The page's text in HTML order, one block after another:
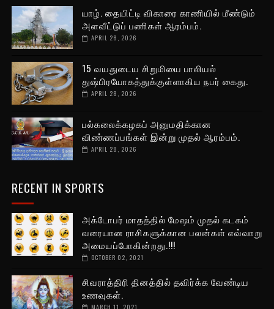
யாழ். தையிட்டி விகாரை காணியில் மீண்டும்
அளவீட்டுப் பணிகள் ஆரம்பம்.
APRIL 28, 2026
15 வயதுடைய சிறுமியை பாலியல்
துஷ்பிரயோகத்துக்குள்ளாகிய நபர் கைது.
APRIL 28, 2026
பல்கலைக்கழகப் அனுமதிக்கான
விண்ணப்பங்கள் இன்று முதல் ஆரம்பம்.
APRIL 28, 2026
RECENT IN SPORTS
அக்டோபர் மாதத்தில் மேஷம் முதல் கடகம்
வரையான ராசிகளுக்கான பலன்கள் எவ்வாறு
அமையப்போகின்றது.!!!
OCTOBER 02, 2021
சிவராத்திரி தினத்தில் தவிர்க்க வேண்டிய
உணவுகள்.
MARCH 11, 2021